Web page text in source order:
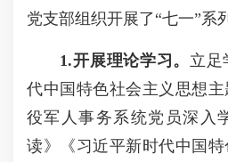
党支部组织开展了“七一”系
1.开展理论学习。 立足
代中国特色社会主义思想
役军人事务系统党员深入
读》《习近平新时代中国